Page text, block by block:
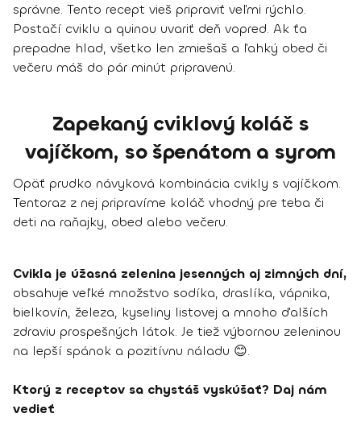
správne. Tento recept vieš pripraviť veľmi rýchlo.
Postačí cviklu a quinou uvariť deň vopred. Ak ťa
prepadne hlad, všetko len zmiešaš a ľahký obed či
večeru máš do pár minút pripravenú.
Zapekaný cviklový koláč s
vajíčkom, so špenátom a syrom
Opäť prudko návyková kombinácia cvikly s vajíčkom.
Tentoraz z nej pripravíme koláč vhodný pre teba či
deti na raňajky, obed alebo večeru.
Cvikla je úžasná zelenina jesenných aj zimných dní,
obsahuje veľké množstvo sodíka, draslíka, vápnika,
bielkovín, železa, kyseliny listovej a mnoho ďalších
zdraviu prospešných látok. Je tiež výbornou zeleninou
na lepší spánok a pozitívnu náladu 😊.
Ktorý z receptov sa chystáš vyskúšať? Daj nám
vedieť